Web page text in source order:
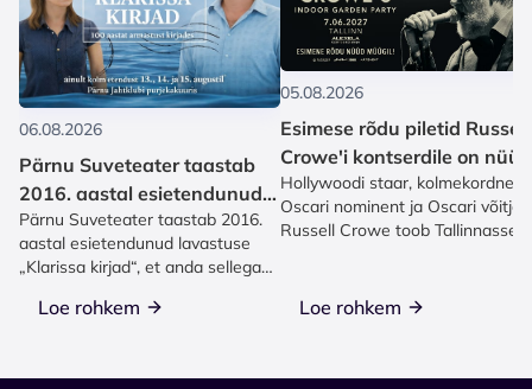
06.08.2026
Pärnu Suveteater taastab
2016. aastal esietendunud
lavastuse „Klarissa kirjad“
Pärnu Suveteater taastab 2016.
aastal esietendunud lavastuse
„Klarissa kirjad“, et anda sellega
Loe rohkem
05.08.2026
Esimese rõdu piletid Russell
Crowe'i kontserdile on nüüd
müügis!
Hollywoodi staar, kolmekordne
Oscari nominent ja Oscari võitja
Russell Crowe toob Tallinnasse
Loe rohkem